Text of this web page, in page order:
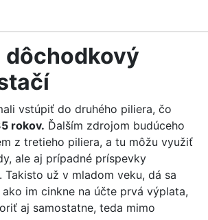
dôchodkový
vstúpiť do druhého piliera, čo
rokov. Ďalším zdrojom budúceho
z tretieho piliera, a tu môžu využiť
ale aj prípadné príspevky
Takisto už v mladom veku, dá sa
im cinkne na účte prvá výplata,
aj samostatne, teda mimo